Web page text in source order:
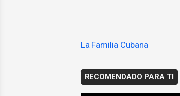
La Familia Cubana
RECOMENDADO PARA TI